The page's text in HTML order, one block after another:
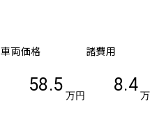
車両価格
58.5
万円
諸費用
8.4